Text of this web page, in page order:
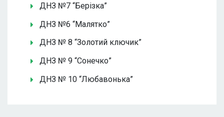
ДНЗ №7 “Берізка”
ДНЗ №6 “Малятко”
ДНЗ № 8 “Золотий ключик”
ДНЗ № 9 “Сонечко”
ДНЗ № 10 “Любавонька”